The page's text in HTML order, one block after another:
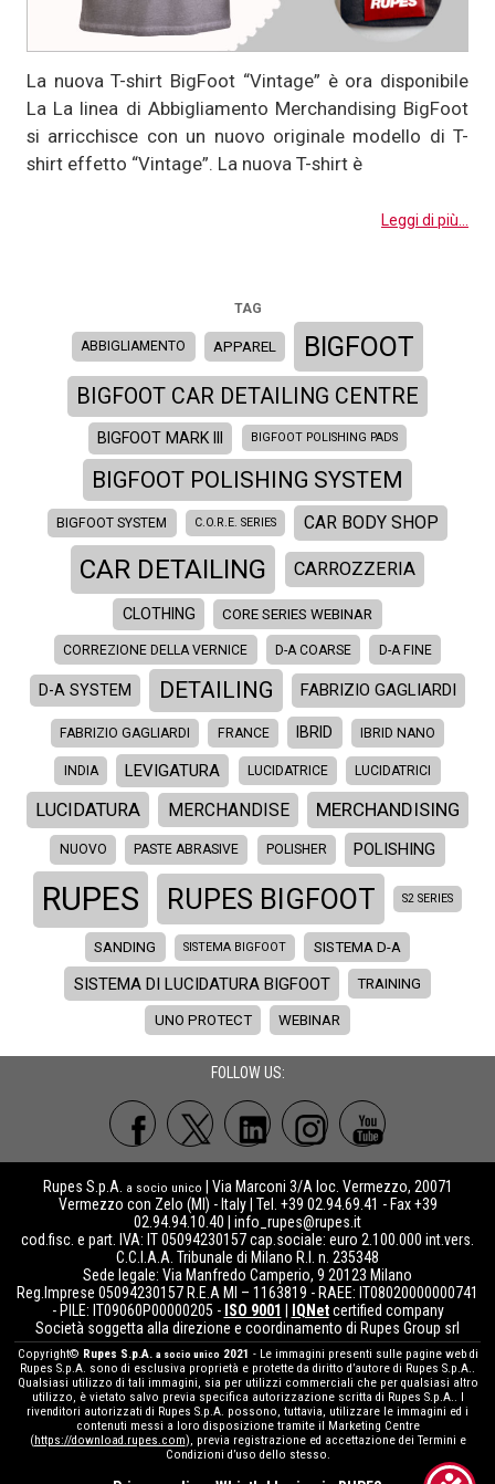
La nuova T-shirt BigFoot “Vintage” è ora disponibile
La La linea di Abbigliamento Merchandising BigFoot
si arricchisce con un nuovo originale modello di T-
shirt effetto “Vintage”. La nuova T-shirt è
Leggi di più...
TAG
ABBIGLIAMENTO APPAREL BIGFOOT
BIGFOOT CAR DETAILING CENTRE
BIGFOOT MARK III BIGFOOT POLISHING PADS
BIGFOOT POLISHING SYSTEM
BIGFOOT SYSTEM C.O.R.E. SERIES CAR BODY SHOP
CAR DETAILING CARROZZERIA
CLOTHING CORE SERIES WEBINAR
CORREZIONE DELLA VERNICE D-A COARSE D-A FINE
D-A SYSTEM DETAILING FABRIZIO GAGLIARDI
FABRIZIO GAGLIARDI FRANCE IBRID IBRID NANO
INDIA LEVIGATURA LUCIDATRICE LUCIDATRICI
LUCIDATURA MERCHANDISE MERCHANDISING
NUOVO PASTE ABRASIVE POLISHER POLISHING
RUPES RUPES BIGFOOT S2 SERIES
SANDING SISTEMA BIGFOOT SISTEMA D-A
SISTEMA DI LUCIDATURA BIGFOOT TRAINING
UNO PROTECT WEBINAR
FOLLOW US:
Rupes S.p.A. a socio unico
| Via Marconi 3/A loc. Vermezzo, 20071
Vermezzo con Zelo (MI) - Italy | Tel. +39 02.94.69.41 - Fax +39
02.94.94.10.40 | info_rupes@rupes.it
cod.fisc. e part. IVA: IT 05094230157 cap.sociale: euro 2.100.000 int.vers.
C.C.I.A.A. Tribunale di Milano R.I. n. 235348
Sede legale: Via Manfredo Camperio, 9 20123 Milano
Reg.Imprese 05094230157 R.E.A MI – 1163819 - RAEE: IT08020000000741
- PILE: IT09060P00000205 - ISO 9001 IQNetcertified company
Società soggetta alla direzione e coordinamento di Rupes Group srl
Copyright© Rupes S.p.A. a socio unico 2021 - Le immagini presenti sulle pagine web di
Rupes S.p.A. sono di esclusiva proprietà e protette da diritto d’autore di Rupes S.p.A..
Qualsiasi utilizzo di tali immagini, sia per utilizzi commerciali che per qualsiasi altro
utilizzo, è vietato salvo previa specifica autorizzazione scritta di Rupes S.p.A.. I
rivenditori autorizzati di Rupes S.p.A. possono, tuttavia, utilizzare le immagini ed i
contenuti messi a loro disposizione tramite il Marketing Centre
(https://download.rupes.com), previa registrazione ed accettazione dei Termini e
Condizioni d’uso dello stesso.